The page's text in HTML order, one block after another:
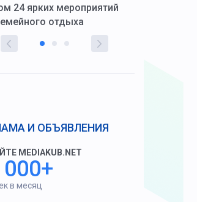
24 ярких мероприятий
отдыха
И ОБЪЯВЛЕНИЯ
MEDIAKUB.NET
в месяц